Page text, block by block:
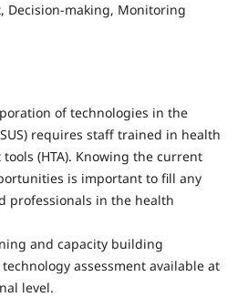
Decision‑making, Monitoring
of technologies in the
requires staff trained in health
(HTA). Knowing the current
is important to fill any
professionals in the health
and capacity building
assessment available at
level.